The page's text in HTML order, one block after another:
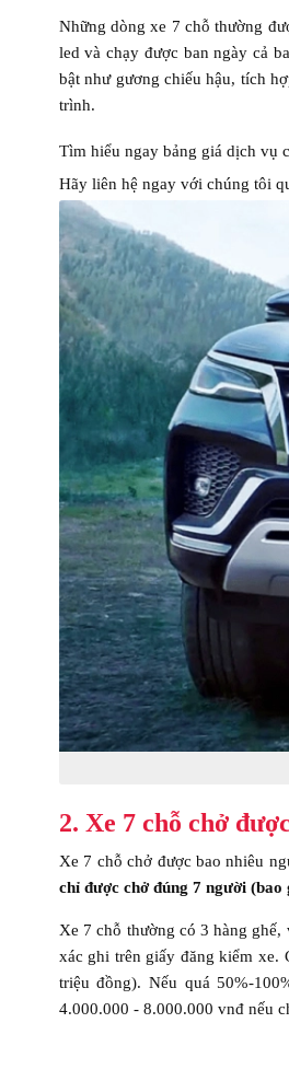
Những dòng xe 7 chỗ thường
led và chạy được ban ngày cả
bật như gương chiếu hậu, tích
trình.
Tìm hiểu ngay bảng giá dịch vụ
Hãy liên hệ ngay với chúng tôi
2. Xe 7 chỗ chở
Xe 7 chỗ chở được bao nhiêu
chỉ được chở đúng 7 người (bao
Xe 7 chỗ thường có 3 hàng
xác ghi trên giấy đăng kiểm xe.
triệu đồng). Nếu quá 50%-
4.000.000 - 8.000.000 vnđ nếu